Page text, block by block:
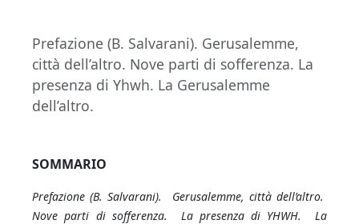
Prefazione (B. Salvarani). Gerusalemme,
città dell’altro. Nove parti di sofferenza. La
presenza di Yhwh. La Gerusalemme
dell’altro.
SOMMARIO
Prefazione (B. Salvarani). Gerusalemme, città dell’altro.
Nove parti di sofferenza. La presenza di YHWH. La